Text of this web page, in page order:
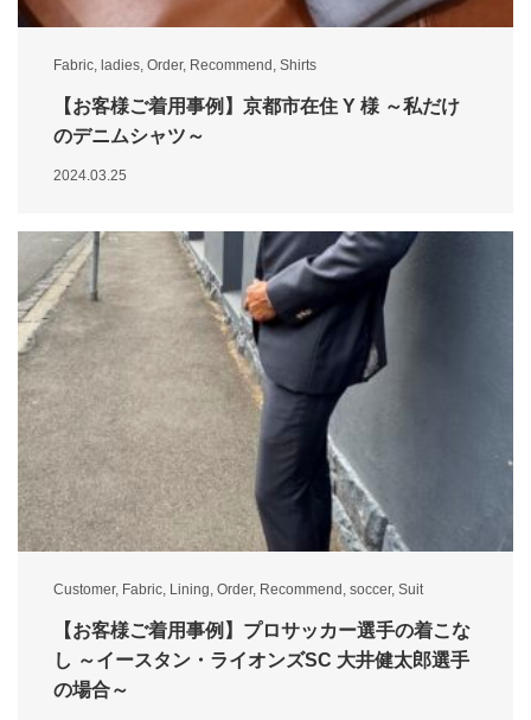
Fabric, ladies, Order, Recommend , Shirts
【お客様ご着用事例】京都市在住 Y 様 ～私だけ
のデニムシャツ～
2024.03.25
Customer, Fabric, Lining, Order, Recommend , soccer, Suit
【お客様ご着用事例】プロサッカー選手の着こな
し ～イースタン・ライオンズSC 大井健太郎選手
の場合～